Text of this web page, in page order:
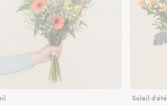
Soleil d'été